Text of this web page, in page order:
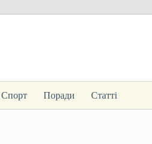
Спорт Поради Статті